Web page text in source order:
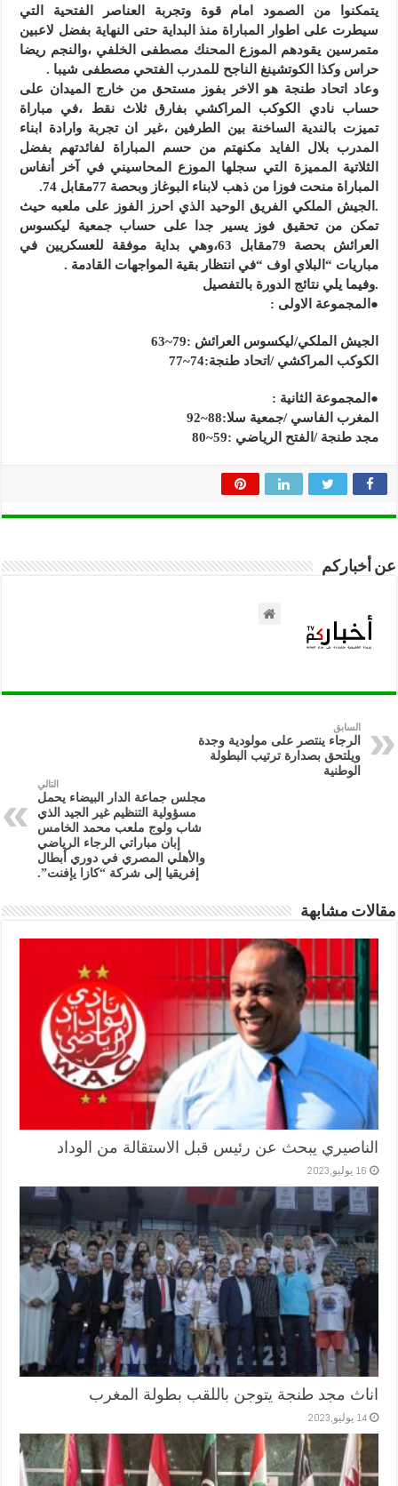
يتمكنوا من الصمود امام قوة وتجربة العناصر الفتحية التي
سيطرت على اطوار المباراة منذ البداية حتى النهاية بفضل لاعبين
متمرسين يقودهم الموزع المحنك مصطفى الخلفي ،والنجم ريضا
حراس وكذا الكوتشينغ الناجح للمدرب الفتحي مصطفى شيبا .
وعاد اتحاد طنجة هو الاخر بفوز مستحق من خارج الميدان على
حساب نادي الكوكب المراكشي بفارق ثلاث نقط ،في مباراة
تميزت بالندية الساخنة بين الطرفين ،غير ان تجربة وارادة ابناء
المدرب بلال الفايد مكنهتم من حسم المباراة لفائدتهم بفضل
الثلاتية المميزة التي سجلها الموزع المحاسيني في آخر أنفاس
المباراة منحت فوزا من ذهب لابناء البوغاز وبحصة 77مقابل 74.
.الجيش الملكي الفريق الوحيد الذي احرز الفوز على ملعبه حيث
تمكن من تحقيق فوز يسير جدا على حساب جمعية ليكسوس
العرائش بحصة 79مقابل 63،وهي بداية موفقة للعسكريين في
مباريات “البلاي اوف “في انتظار بقية المواجهات القادمة .
.وفيما يلي نتائج الدورة بالتفصيل
●المجموعة الاولى :
الجيش الملكي/ليكسوس العرائش :79~63
الكوكب المراكشي /اتحاد طنجة:74~77
●المجموعة الثانية :
المغرب الفاسي /جمعية سلا:88~92
مجد طنجة /الفتح الرياضي :59~80
عن أخباركم
السابق
الرجاء ينتصر على مولودية وجدة
ويلتحق بصدارة ترتيب البطولة
الوطنية
التالي
مجلس جماعة الدار البيضاء يحمل
مسؤولية التنظيم غير الجيد الذي
شاب ولوج ملعب محمد الخامس
إبان مباراتي الرجاء الرياضي
والأهلي المصري في دوري أبطال
إفريقيا إلى شركة “كازا يإفنت”.
مقالات مشابهة
الناصيري يبحث عن رئيس قبل الاستقالة من الوداد
16 يوليو,2023
اناث مجد طنجة يتوجن باللقب بطولة المغرب
14 يوليو,2023